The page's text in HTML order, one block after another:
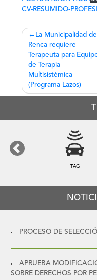
CV-RESUMIDO-
Navegación
de
entradas
La Municipalidad de
Renca requiere
Terapeuta para
de Terapia
Multisistémica
(Programa Lazos)
TAG
Previous
PROCESO DE
APRUEBA
SOBRE DERECHOS POR